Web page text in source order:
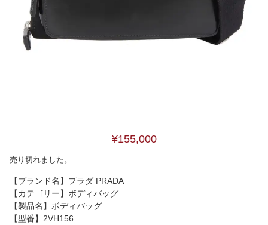
¥155,000
売り切れました。
【ブランド名】プラダ PRADA
【カテゴリー】ボディバッグ
【製品名】ボディバッグ
【型番】2VH156